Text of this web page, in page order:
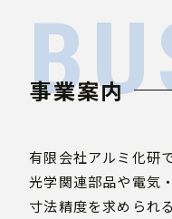
事業案内
有限会社アルミ化研
光学関連部品や電気
寸法精度を求められ